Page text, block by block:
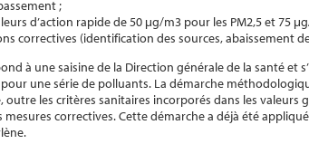
;
d’action rapide de 50 μg/m3 pour les PM2,5 et 75
correctives (identification des sources, abaissement
à une saisine de la Direction générale de la santé et
une série de polluants. La démarche
outre les critères sanitaires incorporés dans les valeurs
mesures correctives. Cette démarche a déjà été